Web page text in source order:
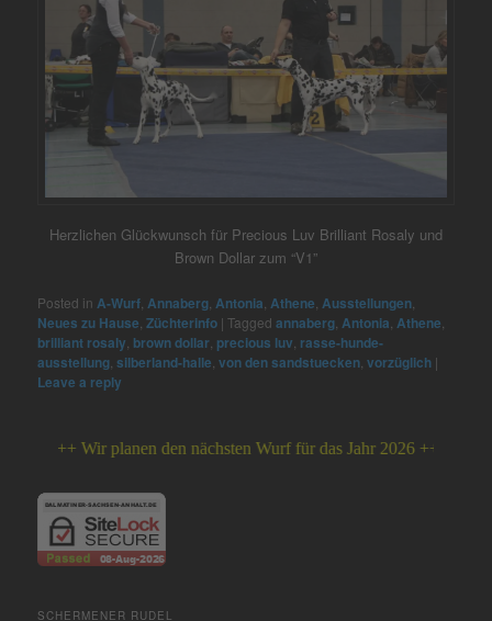
Herzlichen Glückwunsch für Precious Luv Brilliant Rosaly und
Brown Dollar zum “V1”
Posted in A-Wurf Annaberg Antonia Athene Ausstellungen
Neues zu Hause ,Züchterinfo |Tagged annaberg Antonia Athene
brilliant rosaly brown dollar precious luv rasse-hunde-
ausstellung ,silberland-halle ,von den sandstuecken ,vorzüglich |
Leave a reply
+++ Wir planen den nächsten Wurf für das Jahr 2026 +++
SCHERMENER RUDEL